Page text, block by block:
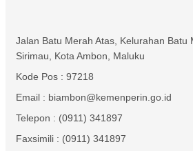
Jalan Batu Merah Atas, Kelurahan Batu
Sirimau, Kota Ambon, Maluku
Kode Pos : 97218
Email : biambon@kemenperin.go.id
Telepon : (0911) 341897
Faxsimili : (0911) 341897